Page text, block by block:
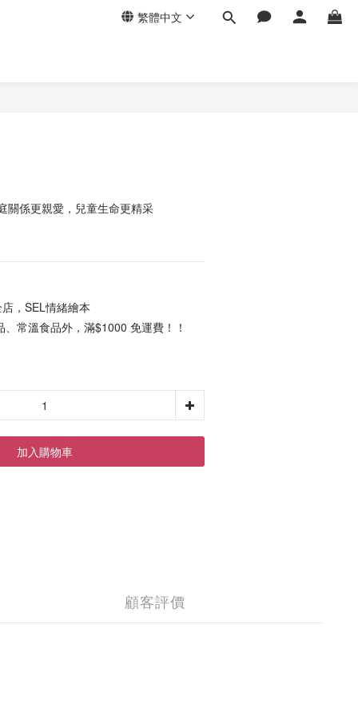
繁體中文
關係更親愛，兒童生命更精采
，SEL情緒繪本
常溫食品外，滿$1000 免運費！！
加入購物車
顧客評價